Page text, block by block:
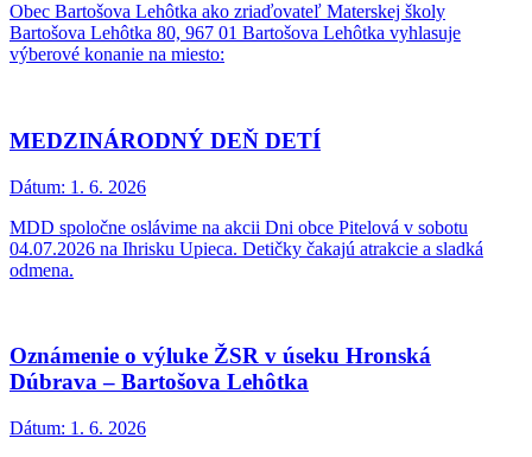
Obec Bartošova Lehôtka ako zriaďovateľ Materskej školy
Bartošova Lehôtka 80, 967 01 Bartošova Lehôtka vyhlasuje
výberové konanie na miesto:
MEDZINÁRODNÝ DEŇ DETÍ
Dátum: 1. 6. 2026
MDD spoločne oslávime na akcii Dni obce Pitelová v sobotu
04.07.2026 na Ihrisku Upieca. Detičky čakajú atrakcie a sladká
odmena.
Oznámenie o výluke ŽSR v úseku Hronská
Dúbrava – Bartošova Lehôtka
Dátum: 1. 6. 2026